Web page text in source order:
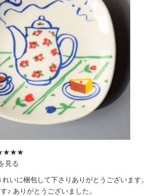
見る
いに梱包して下さりありがとうございます。
♪ ありがとうございました。